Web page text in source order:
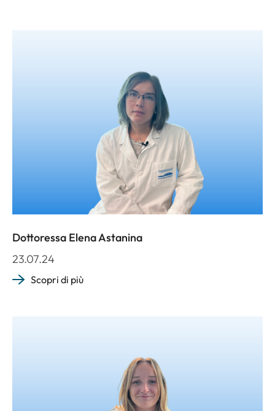
Dottoressa Elena Astanina
23.07.24
Scopri di più